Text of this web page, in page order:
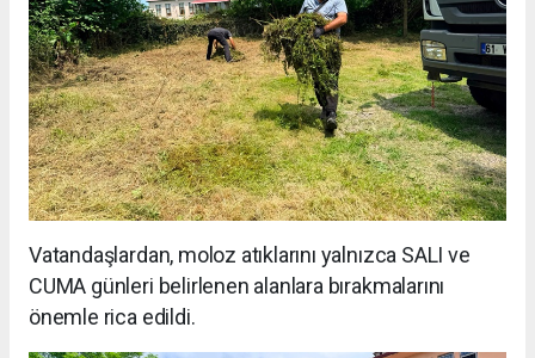
Vatandaşlardan, moloz atıklarını yalnızca SALI ve
CUMA günleri belirlenen alanlara bırakmalarını
önemle rica edildi.